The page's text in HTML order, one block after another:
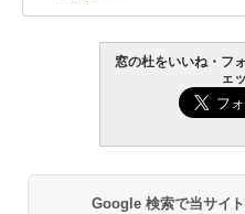
窓の杜をいいね・フ
ェ
Google 検索で当サイ